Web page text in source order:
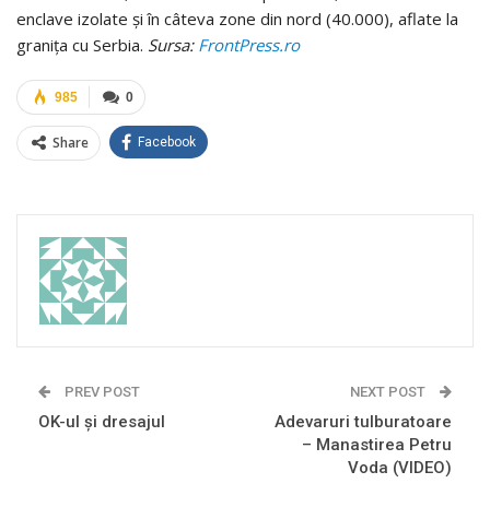
enclave izolate şi în câteva zone din nord (40.000), aflate la
graniţa cu Serbia. Sursa: FrontPress.ro
0
985
Share Facebook
PREV POST
OK-ul şi dresajul
NEXT POST
Adevaruri tulburatoare
– Manastirea Petru
Voda (VIDEO)